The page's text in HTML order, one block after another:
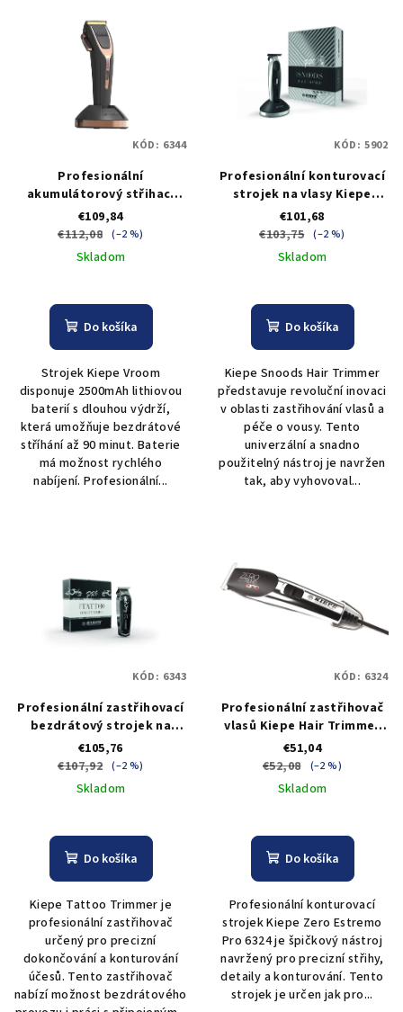
Profesionální
akumulátorový střihací
strojek s páčkou Kiepe
Vroom Clipper
€109,84
€112,08 (–2 %)
Skladom
Do košíka
Strojek Kiepe Vroom
disponuje 2500mAh lithiovou
baterií s dlouhou výdrží,
která umožňuje bezdrátové
stříhání až 90 minut. Baterie
má možnost rychlého
nabíjení. Profesionální...
KÓD: 6344
Profesionální konturovací
strojek na vlasy Kiepe
Trimmer Snoods
€101,68
€103,75 (–2 %)
Skladom
Do košíka
Kiepe Snoods Hair Trimmer
představuje revoluční inovaci
v oblasti zastřihování vlasů a
péče o vousy. Tento
univerzální a snadno
použitelný nástroj je navržen
tak, aby vyhovoval...
KÓD: 5902
Profesionální zastřihovací
bezdrátový strojek na
vlasy Kiepe Tattoo
Trimmer
€105,76
€107,92 (–2 %)
Skladom
Do košíka
Kiepe Tattoo Trimmer je
profesionální zastřihovač
určený pro precizní
dokončování a konturování
účesů. Tento zastřihovač
nabízí možnost bezdrátového
KÓD: 6343
Profesionální zastřihovač
vlasů Kiepe Hair Trimmer
Zero Pro
€51,04
€52,08
(–2 %)
Skladom
Do košíka
Profesionální konturovací
strojek Kiepe Zero Estremo
Pro 6324 je špičkový nástroj
navržený pro precizní střihy,
detaily a konturování. Tento
strojek je určen jak pro...
KÓD: 6324